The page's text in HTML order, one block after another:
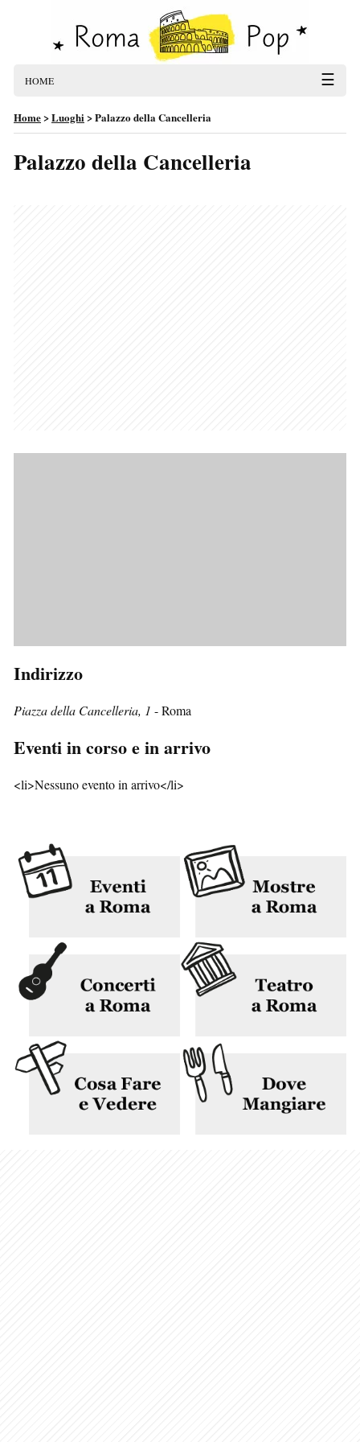
HOME ☰
Home>Luoghi>Palazzo della Cancelleria
Palazzo della Cancelleria
Indirizzo
Piazza della Cancelleria, 1 - Roma
Eventi in corso e in arrivo
<li>Nessuno evento in arrivo</li>